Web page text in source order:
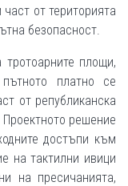
от територията
безопасност.
площи,
платно се
от републиканска
решение
достъпи към
на тактилни ивици
на пресичанията,